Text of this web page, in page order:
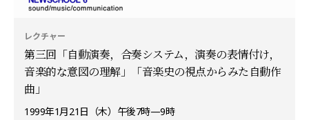
レクチャー
第三回「自動演奏，合奏システム，演奏の表情付け，
音楽的な意図の理解」「音楽史の視点からみた自動作
曲」
1999年1月21日（木）午後7時—9時